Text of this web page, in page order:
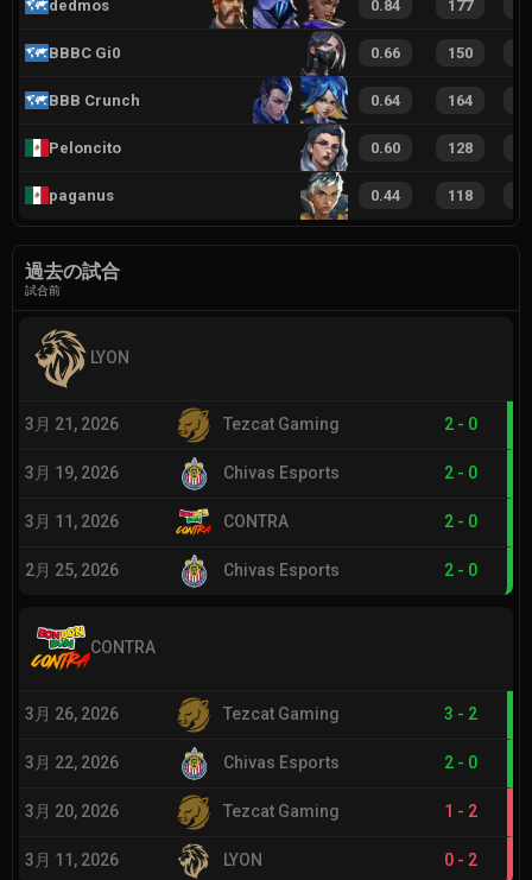
dedmos 0.84 177
BBBC Gi0 0.66 150
BBB Crunch 0.64 164
Peloncito 0.60 128
paganus 0.44 118
過去の試合
試合前
LYON
3月 21, 2026 Tezcat Gaming 2 - 0
3月 19, 2026 Chivas Esports 2 - 0
3月 11, 2026 CONTRA 2 - 0
2月 25, 2026 Chivas Esports 2 - 0
CONTRA
3月 26, 2026 Tezcat Gaming 3 - 2
3月 22, 2026 Chivas Esports 2 - 0
3月 20, 2026 Tezcat Gaming 1 - 2
3月 11, 2026 LYON 0 - 2